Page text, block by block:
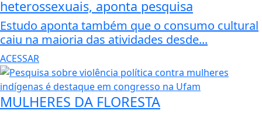
heterossexuais, aponta pesquisa
Estudo aponta também que o consumo cultural
caiu na maioria das atividades desde...
ACESSAR
MULHERES DA FLORESTA